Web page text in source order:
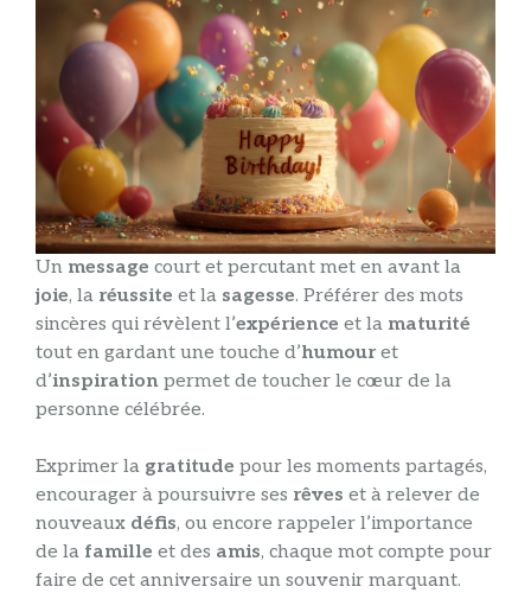
Un message court et percutant met en avant la
joie, la réussite et la sagesse. Préférer des mots
sincères qui révèlent l’expérience et la maturité
tout en gardant une touche d’humouret
d’inspiration permet de toucher le cœur de la
personne célébrée.
Exprimer la gratitude pour les moments partagés,
encourager à poursuivre ses rêves et à relever de
nouveaux défis, ou encore rappeler l’importance
de la famille et des amis, chaque mot compte pour
faire de cet anniversaire un souvenir marquant.